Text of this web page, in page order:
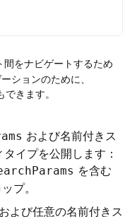
をナビゲートするため
ションのために、
きます。
および名前付きス
イプを公開します：
を含む
プ。
および任意の名前付きス